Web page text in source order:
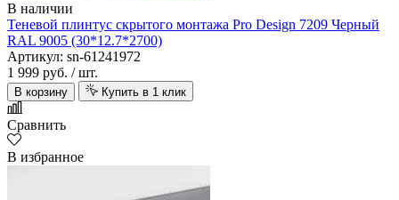
В наличии
Теневой плинтус скрытого монтажа Pro Design 7209 Черный
RAL 9005 (30*12.7*2700)
Артикул: sn-61241972
1 999 руб. / шт.
В корзину Купить в 1 клик
Сравнить
В избранное